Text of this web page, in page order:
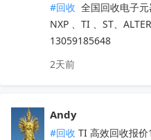
#回收 全国回收电子
NXP 、TI 、ST、
13059185648
2天前
Andy
#回收 TI 高效回收报价